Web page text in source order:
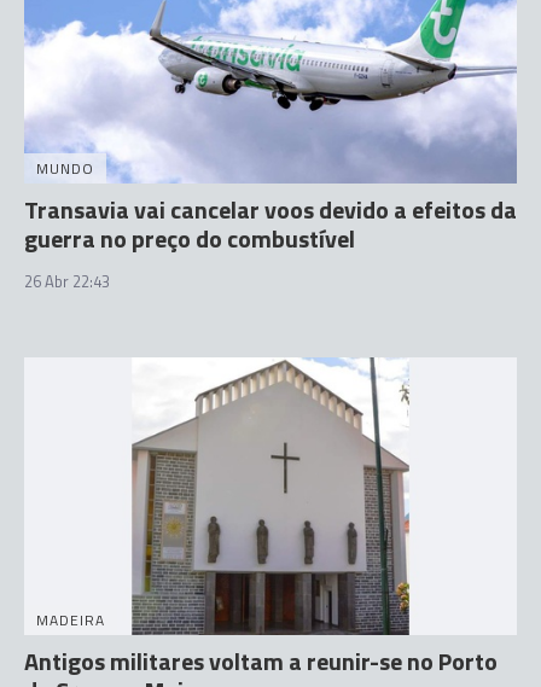
MUNDO
Transavia vai cancelar voos devido a efeitos da
guerra no preço do combustível
26 Abr 22:43
MADEIRA
Antigos militares voltam a reunir-se no Porto